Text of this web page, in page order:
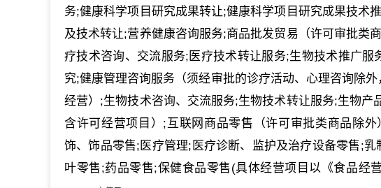
务;健康科学项目研究成果转让;健康科学项目研究成果技术
及技术转让;营养健康咨询服务;商品批发贸易（许可审批类
疗技术咨询、交流服务;医疗技术转让服务;生物技术推广
究;健康管理咨询服务（须经审批的诊疗活动、心理咨询除
经营）;生物技术咨询、交流服务;生物技术转让服务;生物
含许可经营项目）;互联网商品零售（许可审批类商品除
饰、饰品零售;医疗管理;医疗诊断、监护及治疗设备零售;
叶零售;药品零售;保健食品零售(具体经营项目以《食品经